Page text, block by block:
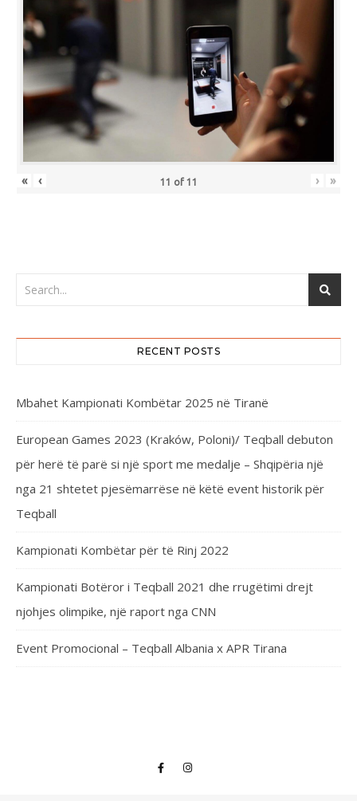
« ‹ 11 of 11 › »
RECENT POSTS
Mbahet Kampionati Kombëtar 2025 në Tiranë
European Games 2023 (Kraków, Poloni)/ Teqball debuton
për herë të parë si një sport me medalje – Shqipëria një
nga 21 shtetet pjesëmarrëse në këtë event historik për
Teqball
Kampionati Kombëtar për të Rinj 2022
Kampionati Botëror i Teqball 2021 dhe rrugëtimi drejt
njohjes olimpike, një raport nga CNN
Event Promocional – Teqball Albania x APR Tirana